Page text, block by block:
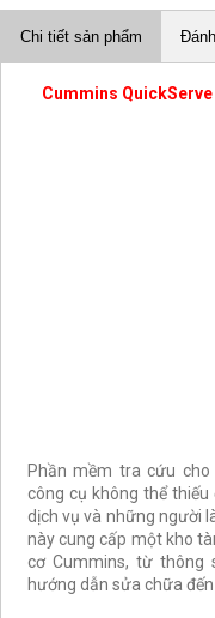
Chi tiết sản phẩm
Cummins
Phần mềm tra cứu
công cụ không thể
dịch vụ và những người
này cung cấp một kho
cơ Cummins, từ thông
hướng dẫn sửa chữa